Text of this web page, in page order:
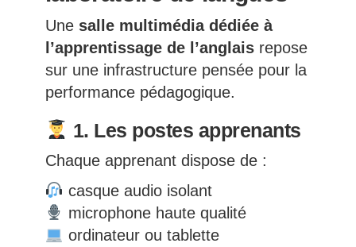
Une salle multimédia dédiée à
l’apprentissage de l’anglaisrepose
sur une infrastructure pensée pour la
performance pédagogique.
1. Les postes apprenants
Chaque apprenant dispose de :
casque audio isolant
microphone haute qualité
ordinateur ou tablette